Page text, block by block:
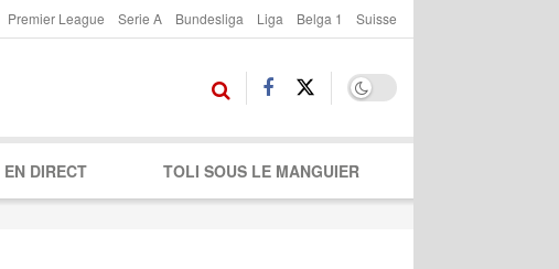
Premier League Serie A Bundesliga Liga Belga 1 Suisse
EN DIRECT TOLI SOUS LE MANGUIER